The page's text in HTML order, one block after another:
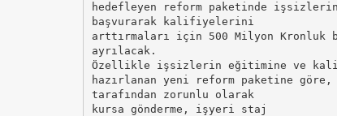
hedefleyen reform paketinde
başvurarak kalifiyelerini
arttırmaları için 500 Milyon Kronluk
ayrılacak.
Özellikle işsizlerin eğitimine ve
hazırlanan yeni reform paketine
tarafından zorunlu olarak
kursa gönderme, işyeri staj